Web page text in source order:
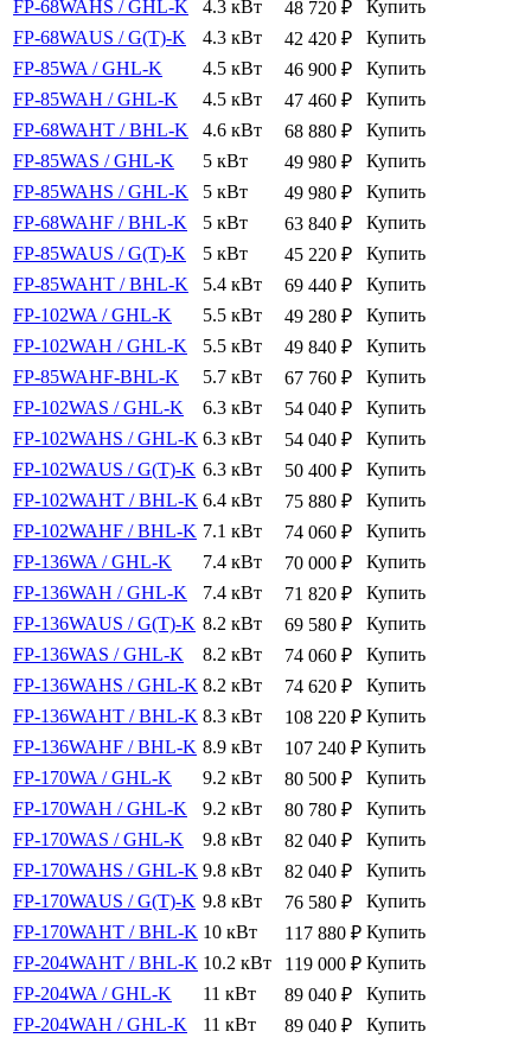
FP-68WAHS / GHL-K 4.3 кВт 48 720 ₽
Купить
FP-68WAUS / G(T)-K
4.3 кВт 42 420 ₽
Купить
FP-85WA / GHL-K
4.5 кВт 46 900 ₽
Купить
FP-85WAH / GHL-K
4.5 кВт 47 460 ₽
Купить
FP-68WAHT / BHL-K
4.6 кВт 68 880 ₽
Купить
FP-85WAS / GHL-K
5 кВт 49 980 ₽
Купить
FP-85WAHS / GHL-K
5 кВт 49 980 ₽
Купить
FP-68WAHF / BHL-K
5 кВт 63 840 ₽
Купить
FP-85WAUS / G(T)-K
5 кВт 45 220 ₽
Купить
FP-85WAHT / BHL-K
5.4 кВт 69 440 ₽
Купить
FP-102WA / GHL-K
5.5 кВт 49 280 ₽
Купить
FP-102WAH / GHL-K
5.5 кВт 49 840 ₽
Купить
FP-85WAHF-BHL-K
5.7 кВт 67 760 ₽
Купить
FP-102WAS / GHL-K
6.3 кВт 54 040 ₽
Купить
FP-102WAHS / GHL-K 6.3 кВт 54 040 ₽
Купить
FP-102WAUS / G(T)-K 6.3 кВт 50 400 ₽
Купить
FP-102WAHT / BHL-K 6.4 кВт 75 880 ₽
Купить
FP-102WAHF / BHL-K 7.1 кВт 74 060 ₽
Купить
FP-136WA / GHL-K
7.4 кВт 70 000 ₽
Купить
FP-136WAH / GHL-K
7.4 кВт 71 820 ₽
Купить
FP-136WAUS / G(T)-K 8.2 кВт 69 580 ₽
Купить
FP-136WAS / GHL-K
8.2 кВт 74 060 ₽
Купить
FP-136WAHS / GHL-K 8.2 кВт 74 620 ₽
Купить
FP-136WAHT / BHL-K 8.3 кВт 108 220 ₽ Купить
FP-136WAHF / BHL-K 8.9 кВт 107 240 ₽ Купить
FP-170WA / GHL-K
9.2 кВт 80 500 ₽
Купить
FP-170WAH / GHL-K
9.2 кВт 80 780 ₽
Купить
FP-170WAS / GHL-K
9.8 кВт 82 040 ₽
Купить
FP-170WAHS / GHL-K 9.8 кВт 82 040 ₽
Купить
FP-170WAUS / G(T)-K 9.8 кВт 76 580 ₽
Купить
FP-170WAHT / BHL-K 10 кВт 117 880 ₽ Купить
FP-204WAHT / BHL-K 10.2 кВт 119 000 ₽ Купить
FP-204WA / GHL-K
11 кВт 89 040 ₽
Купить
FP-204WAH / GHL-K
11 кВт 89 040 ₽
Купить